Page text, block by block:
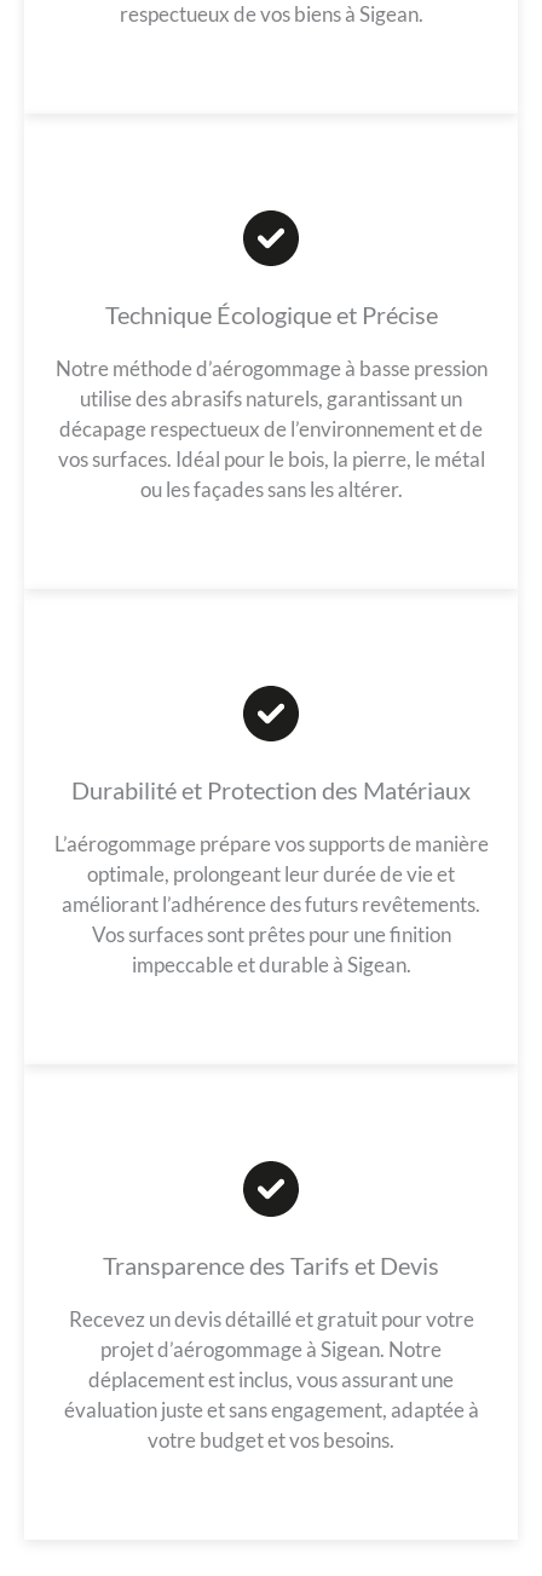
respectueux de vos biens à Sigean.
Technique Écologique et Précise
Notre méthode d’aérogommage à basse pression
utilise des abrasifs naturels, garantissant un
décapage respectueux de l’environnement et de
vos surfaces. Idéal pour le bois, la pierre, le métal
ou les façades sans les altérer.
Durabilité et Protection des Matériaux
L’aérogommage prépare vos supports de manière
optimale, prolongeant leur durée de vie et
améliorant l’adhérence des futurs revêtements.
Vos surfaces sont prêtes pour une finition
impeccable et durable à Sigean.
Transparence des Tarifs et Devis
Recevez un devis détaillé et gratuit pour votre
projet d’aérogommage à Sigean. Notre
déplacement est inclus, vous assurant une
évaluation juste et sans engagement, adaptée à
votre budget et vos besoins.